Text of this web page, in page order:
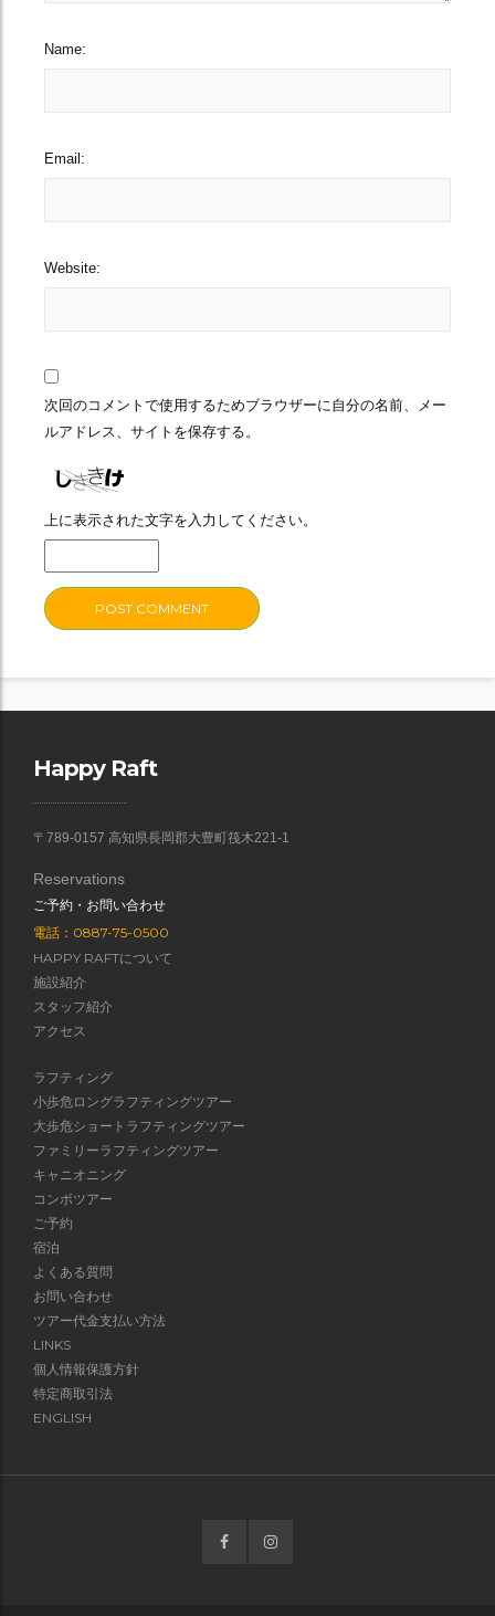
Name:
Email:
Website:
次回のコメントで使用するためブラウザーに自分の名前、メー
ルアドレス、サイトを保存する。
上に表示された文字を入力してください。
Happy Raft
〒789-0157 高知県長岡郡大豊町筏木221-1
Reservations
ご予約・お問い合わせ
電話：0887-75-0500
HAPPY RAFTについて
施設紹介
スタッフ紹介
アクセス
ラフティング
小歩危ロングラフティングツアー
大歩危ショートラフティングツアー
ファミリーラフティングツアー
キャニオニング
コンボツアー
ご予約
宿泊
よくある質問
お問い合わせ
ツアー代金支払い方法
LINKS
個人情報保護方針
特定商取引法
ENGLISH